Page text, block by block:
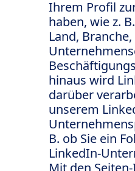
Ihrem Profil
haben, wie z.
Land,
hinaus wird
darüber
unserem
B. ob Sie ein
LinkedIn-
Mit den